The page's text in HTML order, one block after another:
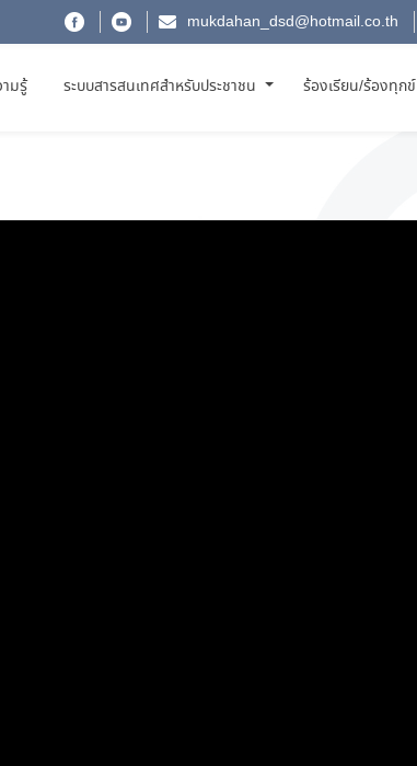
mukdahan_dsd@hotmail.co.th
มรู้ ระบบสารสนเทศสำหรับประชาชน ร้องเรียน/ร้องทุกข์